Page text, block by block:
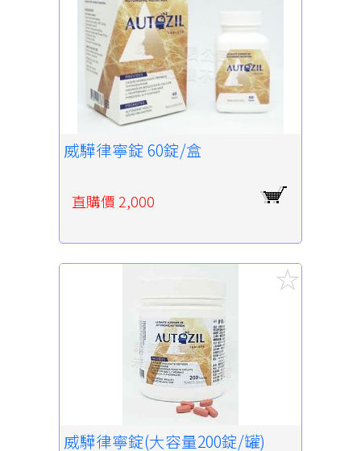
威驊律寧錠 60錠/盒
直購價 2,000
威驊律寧錠(大容量200錠/罐)